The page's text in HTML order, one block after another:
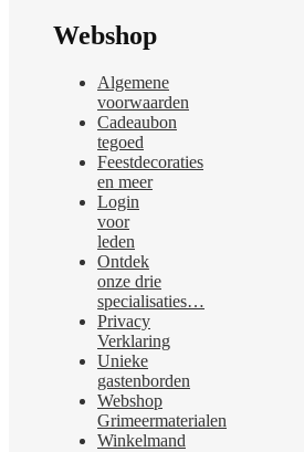
Webshop
Algemene
voorwaarden
Cadeaubon
tegoed
Feestdecoraties
en meer
Login
voor
leden
Ontdek
onze drie
specialisaties…
Privacy
Verklaring
Unieke
gastenborden
Webshop
Grimeermaterialen
Winkelmand